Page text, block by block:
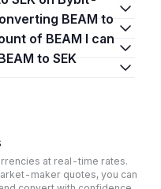
at real-time rates.
maker quotes, you can